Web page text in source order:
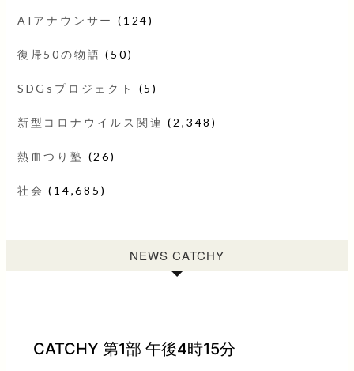
AIアナウンサー (124)
復帰50の物語 (50)
SDGsプロジェクト (5)
新型コロナウイルス関連 (2,348)
熱血つり塾 (26)
社会 (14,685)
NEWS CATCHY
CATCHY 第1部 午後4時15分